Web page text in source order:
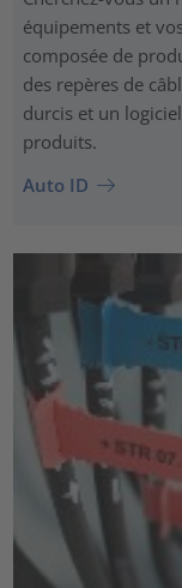
équipements et
composée de
des repères de
durcis et un
produits.
Auto ID